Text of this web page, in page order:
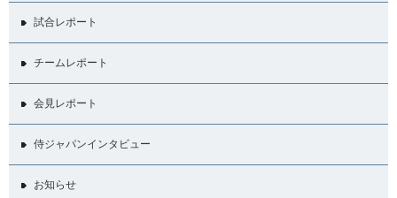
試合レポート
チームレポート
会見レポート
侍ジャパンインタビュー
お知らせ